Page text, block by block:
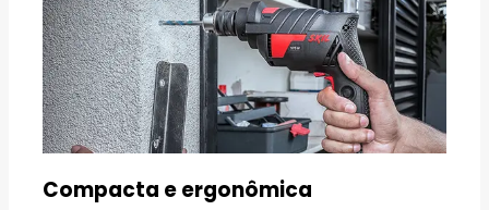
Compacta e ergonômica